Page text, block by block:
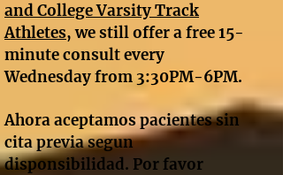
and College Varsity Track
Athletes, we still offer a free 15-
minute consult every
Wednesday from 3:30PM-6PM.
Ahora aceptamos pacientes sin
cita previa segun
disponsibilidad. Por favor